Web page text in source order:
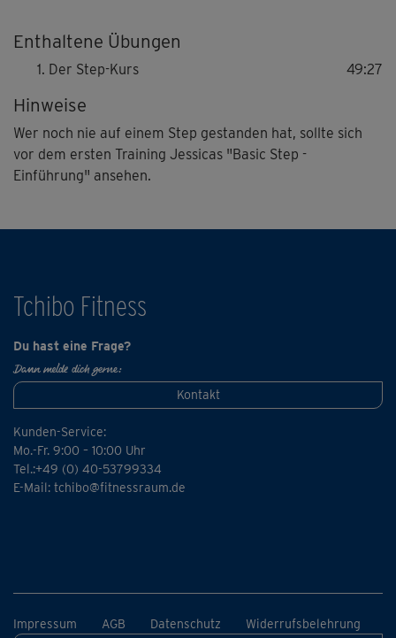
Fortschritte bei der Koordination und Ausführung der
Choreographie machen können.
Dabei werden Ausdauer, Balance und Körpergefühl
trainiert und die Fettpölsterchen zum Schmelzen
gebracht.
Enthaltene Übungen
Der Step-Kurs 49:27
Hinweise
Wer noch nie auf einem Step gestanden hat, sollte sich
vor dem ersten Training Jessicas "Basic Step -
Einführung" ansehen.
Tchibo Fitness
Du hast eine Frage?
Dann melde dich gerne:
Kontakt
Kunden-Service:
Mo.-Fr. 9:00 – 10:00 Uhr
Tel.:+49 (0) 40-53799334
E-Mail: tchibo@fitnessraum.de
Impressum AGB Datenschutz Widerrufsbelehrung